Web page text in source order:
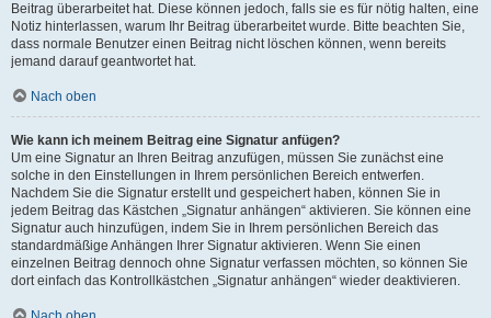
Beitrag überarbeitet hat. Diese können jedoch, falls sie es für nötig halten, eine
Notiz hinterlassen, warum Ihr Beitrag überarbeitet wurde. Bitte beachten Sie,
dass normale Benutzer einen Beitrag nicht löschen können, wenn bereits
jemand darauf geantwortet hat.
Nach oben
Wie kann ich meinem Beitrag eine Signatur anfügen?
Um eine Signatur an Ihren Beitrag anzufügen, müssen Sie zunächst eine
solche in den Einstellungen in Ihrem persönlichen Bereich entwerfen.
Nachdem Sie die Signatur erstellt und gespeichert haben, können Sie in
jedem Beitrag das Kästchen „Signatur anhängen“ aktivieren. Sie können eine
Signatur auch hinzufügen, indem Sie in Ihrem persönlichen Bereich das
standardmäßige Anhängen Ihrer Signatur aktivieren. Wenn Sie einen
einzelnen Beitrag dennoch ohne Signatur verfassen möchten, so können Sie
dort einfach das Kontrollkästchen „Signatur anhängen“ wieder deaktivieren.